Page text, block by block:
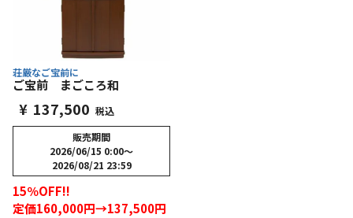
荘厳なご宝前に
ご宝前 まごころ和
¥ 137,500 税込
販売期間
2026/06/15 0:00〜
2026/08/21 23:59
15％OFF!!
定価160,000円→137,500円